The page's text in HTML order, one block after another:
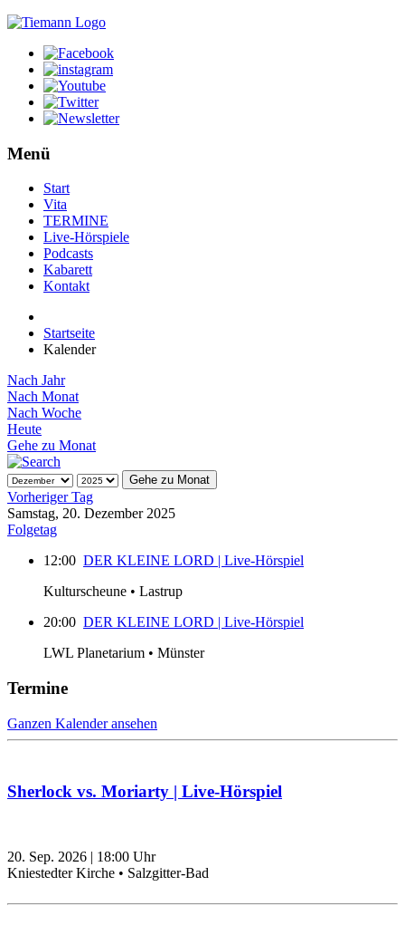
Menü
Start
Vita
TERMINE
Live-Hörspiele
Podcasts
Kabarett
Kontakt
Startseite
Kalender
Nach Jahr
Nach Monat
Nach Woche
Heute
Gehe zu Monat
Gehe zu Monat
Vorheriger Tag
Samstag, 20. Dezember 2025
Folgetag
12:00 DER KLEINE LORD | Live-Hörspiel
Kulturscheune • Lastrup
20:00 DER KLEINE LORD | Live-Hörspiel
LWL Planetarium • Münster
Termine
Ganzen Kalender ansehen
Sherlock vs. Moriarty | Live-Hörspiel
20. Sep. 2026 | 18:00 Uhr
Kniestedter Kirche • Salzgitter-Bad